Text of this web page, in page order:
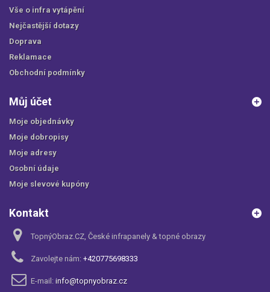
Vše o infra vytápění
Nejčastější dotazy
Doprava
Reklamace
Obchodní podmínky
Můj účet
Moje objednávky
Moje dobropisy
Moje adresy
Osobní údaje
Moje slevové kupóny
Kontakt
TopnýObraz.CZ, České infrapanely & topné obrazy
Zavolejte nám: +420775698333
E-mail: info@topnyobraz.cz